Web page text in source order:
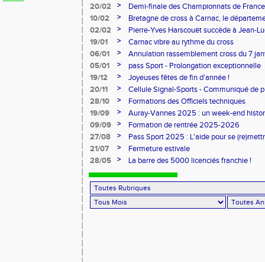
20/02
>
Demi-finale des Championnats de
10/02
>
Bretagne de cross à Carnac, le
l'honneur
02/02 >
Pierre-Yves Harscouët succède à Jean-
comité du Morbihan
19/01 >
Carnac vibre au rythme du cross
06/01
>
Annulation rassemblement cross du 7
05/01
>
pass Sport - Prolongation exceptionnelle
19/12
>
Joyeuses fêtes de fin d'année !
20/11
>
Cellule Signal-Sports - Communiqué de
Sports
28/10 >
Formations des Officiels techniques
19/09
>
Auray-Vannes 2025 : un week-end
marathon breton
09/09 >
Formation de rentrée 2025-2026
27/08
>
Pass Sport 2025 : L'aide pour se
21/07
>
Fermeture estivale
28/05
> La barre des 5000 licenciés franchie !